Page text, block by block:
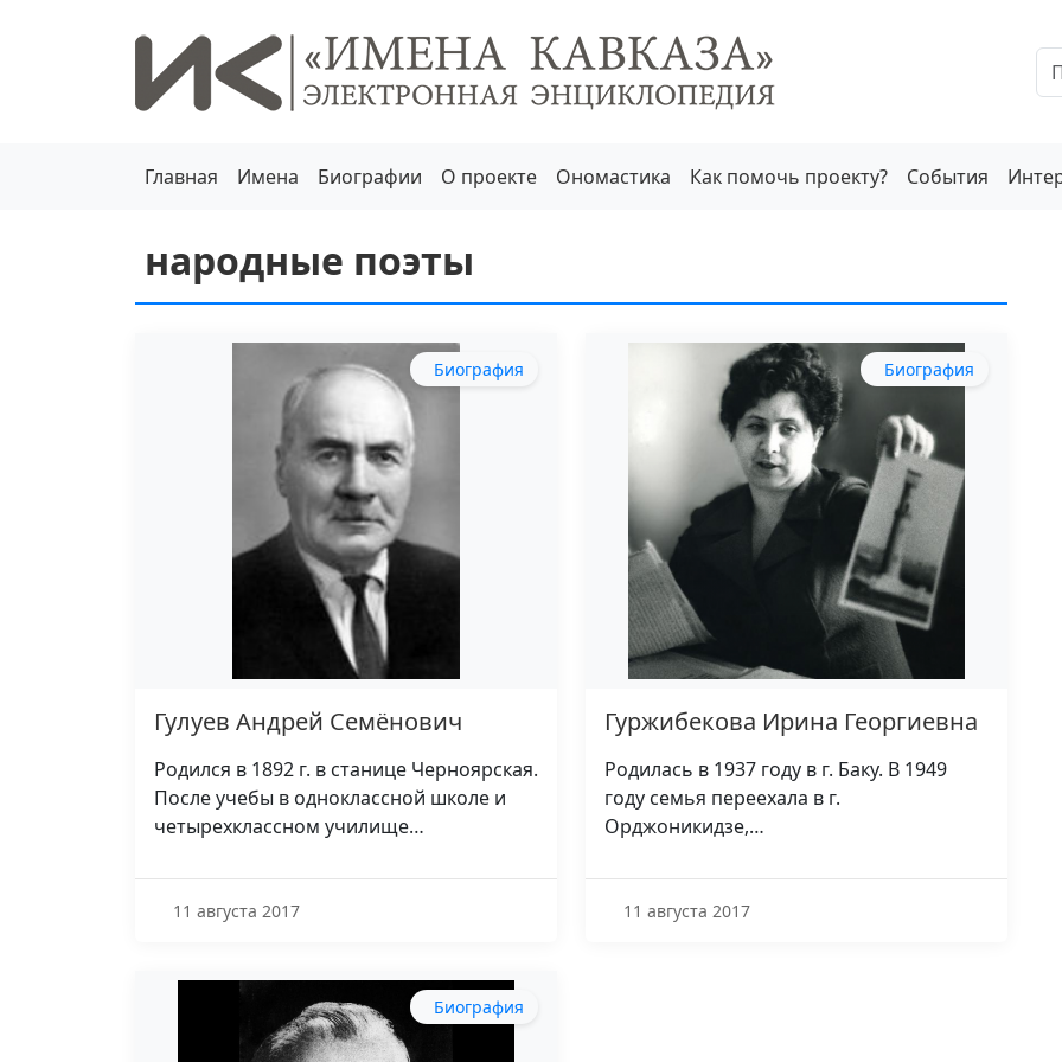
Главная Имена Биографии О проекте Ономастика Как помочь проекту? События
народные поэты
Биография
Гулуев Андрей Семёнович
Родился в 1892 г. в станице Черноярская.
После учебы в одноклассной школе и
четырехклассном училище…
11 августа 2017
Биография
Гуржибекова Ирина Георгиевна
Родилась в 1937 году в г. Баку. В 1949
году семья переехала в г.
Орджоникидзе,…
11 августа 2017
Биография